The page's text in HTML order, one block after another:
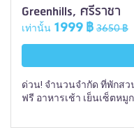
Greenhills, ศรีราชา
เท่านั้น 1999 ฿ 3650 ฿
ด่วน! จำนวนจำกัด ที่พักส
ฟรี อาหารเช้า เย็นเซ็ตหมู